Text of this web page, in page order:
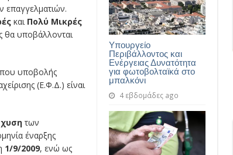
Υπουργείο
Περιβάλλοντος και
Ενέργειας Δυνατότητα
για φωτοβολταϊκά στο
μπαλκόνι
4 εβδομάδες ago
επαγγελματιών.
και Πολύ Μικρές
θα υποβάλλονται
υποβολής
(Ε.Φ.Δ.) είναι
των
έναρξης
1/9/2009, ενώ ως